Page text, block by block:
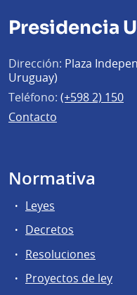
Presidencia
Dirección: Plaza
Uruguay)
Teléfono: (+598 2) 150
Contacto
Normativa
Leyes
Decretos
Resoluciones
Proyectos de ley